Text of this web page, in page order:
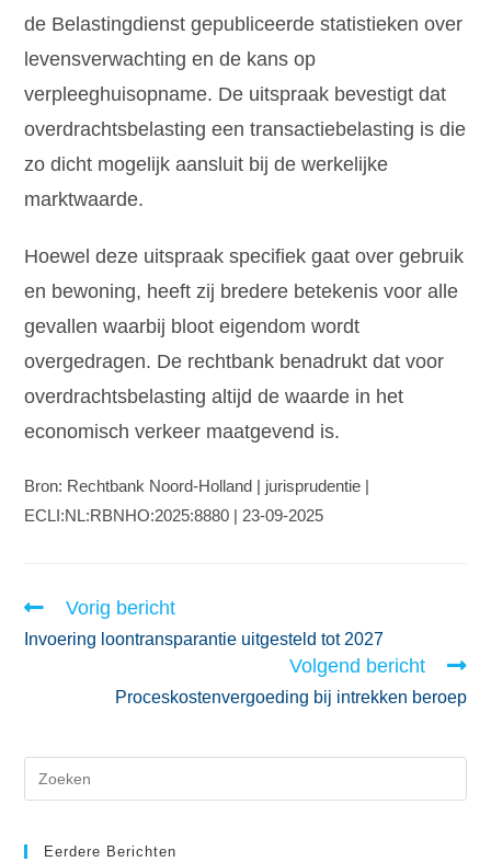
de Belastingdienst gepubliceerde statistieken over
levensverwachting en de kans op
verpleeghuisopname. De uitspraak bevestigt dat
overdrachtsbelasting een transactiebelasting is die
zo dicht mogelijk aansluit bij de werkelijke
marktwaarde.
Hoewel deze uitspraak specifiek gaat over gebruik
en bewoning, heeft zij bredere betekenis voor alle
gevallen waarbij bloot eigendom wordt
overgedragen. De rechtbank benadrukt dat voor
overdrachtsbelasting altijd de waarde in het
economisch verkeer maatgevend is.
Bron: Rechtbank Noord-Holland | jurisprudentie |
ECLI:NL:RBNHO:2025:8880 | 23-09-2025
Vorig bericht
Invoering loontransparantie uitgesteld tot 2027
Volgend bericht
Proceskostenvergoeding bij intrekken beroep
Eerdere Berichten